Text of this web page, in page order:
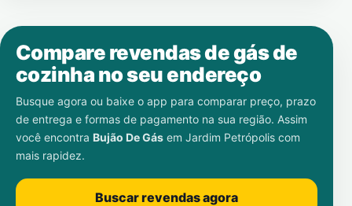
Compare revendas de gás de
cozinha no seu endereço
Busque agora ou baixe o app para comparar preço, prazo
de entrega e formas de pagamento na sua região. Assim
você encontra Bujão De Gás em Jardim Petrópolis com
mais rapidez.
Buscar revendas agora